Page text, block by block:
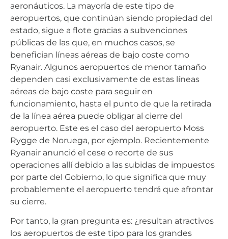
aeronáuticos. La mayoría de este tipo de
aeropuertos, que continúan siendo propiedad del
estado, sigue a flote gracias a subvenciones
públicas de las que, en muchos casos, se
benefician líneas aéreas de bajo coste como
Ryanair. Algunos aeropuertos de menor tamaño
dependen casi exclusivamente de estas líneas
aéreas de bajo coste para seguir en
funcionamiento, hasta el punto de que la retirada
de la línea aérea puede obligar al cierre del
aeropuerto. Este es el caso del aeropuerto Moss
Rygge de Noruega, por ejemplo. Recientemente
Ryanair anunció el cese o recorte de sus
operaciones allí debido a las subidas de impuestos
por parte del Gobierno, lo que significa que muy
probablemente el aeropuerto tendrá que afrontar
su cierre.
Por tanto, la gran pregunta es: ¿resultan atractivos
los aeropuertos de este tipo para los grandes